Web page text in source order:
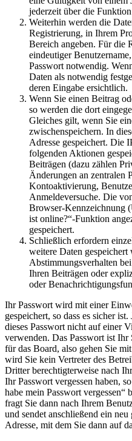
jederzeit über die
Weiterhin werden die
Registrierung, in Ihrem
Bereich angeben. Für die
eindeutiger
Passwort notwendig.
Daten als notwendig
deren Eingabe ersichtlich.
Wenn Sie einen Beitrag
so werden die dort
Gleiches gilt, wenn Sie
zwischenspeichern. In
Adresse gespeichert. Die
folgenden Aktionen
Beiträgen (dazu zählen
Änderungen an zentralen
Kontoaktivierung,
Anmeldeversuche. Die
Browser-Kennzeichnung
ist online?“-Funktion
gespeichert.
Schließlich erfordern
weitere Daten
Abstimmungsverhalten
Ihren Beiträgen oder
oder
Ihr Passwort wird mit einer
gespeichert, so dass es sicher
dieses Passwort nicht auf einer
verwenden. Das Passwort ist
für das Board, also gehen Sie
wird Sie kein Vertreter des
Dritter berechtigterweise nach
Ihr Passwort vergessen haben,
habe mein Passwort
fragt Sie dann nach Ihrem
und sendet anschließend ein neu
Adresse, mit dem Sie dann auf